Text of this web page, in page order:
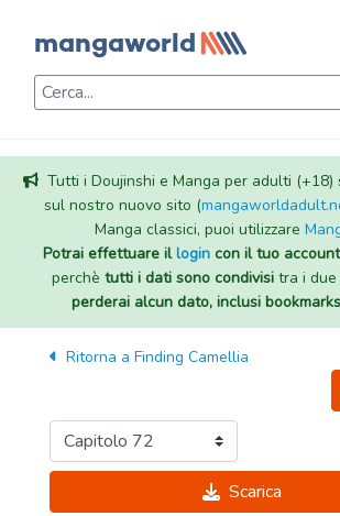
Tutti i Doujinshi e Manga per adulti
sul nostro nuovo sito (
Manga classici, puoi utilizzare
Potrai effettuare illogincon il tuo
perchè tutti i dati sono condivisi tra i due
perderai alcun dato, inclusi
Ritorna a Finding Camellia
Scarica